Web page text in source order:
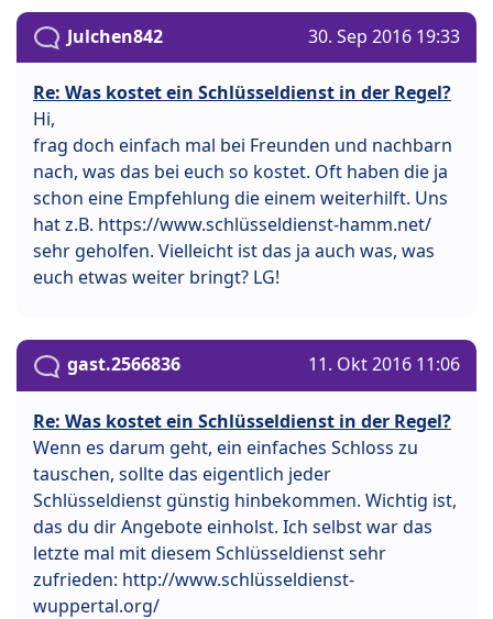
Julchen842 30. Sep 2016 19:33
Re: Was kostet ein Schlüsseldienst in der Regel?
Hi,
frag doch einfach mal bei Freunden und nachbarn
nach, was das bei euch so kostet. Oft haben die ja
schon eine Empfehlung die einem weiterhilft. Uns
hat z.B. https://www.schlüsseldienst-hamm.net/
sehr geholfen. Vielleicht ist das ja auch was, was
euch etwas weiter bringt? LG!
gast.2566836 11. Okt 2016 11:06
Re: Was kostet ein Schlüsseldienst in der Regel?
Wenn es darum geht, ein einfaches Schloss zu
tauschen, sollte das eigentlich jeder
Schlüsseldienst günstig hinbekommen. Wichtig ist,
das du dir Angebote einholst. Ich selbst war das
letzte mal mit diesem Schlüsseldienst sehr
zufrieden: http://www.schlüsseldienst-
wuppertal.org/